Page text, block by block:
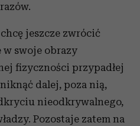
jeszcze zwrócić
swoje obrazy
fizyczności przypadłej
dalej, poza nią,
nieodkrywalnego,
Pozostaje zatem na